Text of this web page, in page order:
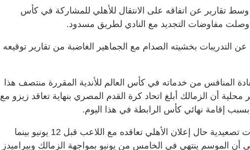
تقارير عن اتفاقه على الانتقال للأهلي للمشاركة في كأس
وصلت مفاوضات التجديد مع النادي لطريق مسدود.
عن التدريبات بخشيته الصدام مع الجماهير الغاضبة من تقارير توقيعه
المنافس من خدماته في كأس العالم للأندية المقررة منتصف هذا
محلية أن الزمالك أبلغ اتحاد كرة القدم المصري بنهاية تعاقد زيزو مع
وهدد النادي بإجراءات تصعيدية حال إعلان الأهلي تعاقده مع اللاعب قبل 12 يونيو بينما
أن الموسم ينتهي في الخامس من يونيو بمواجهة الزمالك وبيراميدز